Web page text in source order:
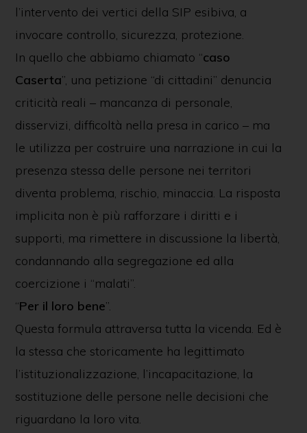
l’intervento dei vertici della SIP esibiva, a
invocare controllo, sicurezza, protezione.
In quello che abbiamo chiamato “caso
Caserta”, una petizione “di cittadini” denuncia
criticità reali – mancanza di personale,
disservizi, difficoltà nella presa in carico – ma
le utilizza per costruire una narrazione in cui la
presenza stessa delle persone nei territori
diventa problema, rischio, minaccia. La risposta
implicita non è più rafforzare i diritti e i
supporti, ma rimettere in discussione la libertà,
condannando alla segregazione ed alla
coercizione i “malati”.
“Per il loro bene”.
Questa formula attraversa tutta la vicenda. Ed è
la stessa che storicamente ha legittimato
l’istituzionalizzazione, l’incapacitazione, la
sostituzione delle persone nelle decisioni che
riguardano la loro vita.